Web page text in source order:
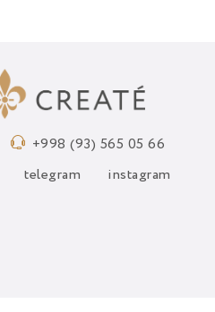
+998 (93) 565 05 66
telegram instagram